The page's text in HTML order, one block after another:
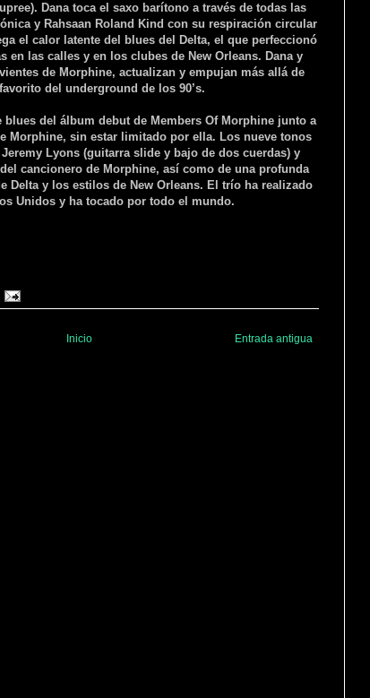
Dana toca el saxo barítono a través de todas las
y Rahsaan Roland Kind con su respiración circular
el calor latente del blues del Delta, el que perfeccionó
en las calles y en los clubes de New Orleans. Dana y
de Morphine, actualizan y empujan más allá de
del underground de los 90’s.
del álbum debut de Members Of Morphine junto a
Morphine, sin estar limitado por ella. Los nueve tonos
Lyons (guitarra slide y bajo de dos cuerdas) y
cancionero de Morphine, así como de una profunda
Delta y los estilos de New Orleans. El trío ha realizado
Unidos y ha tocado por todo el mundo.
Entrada antigua
Inicio